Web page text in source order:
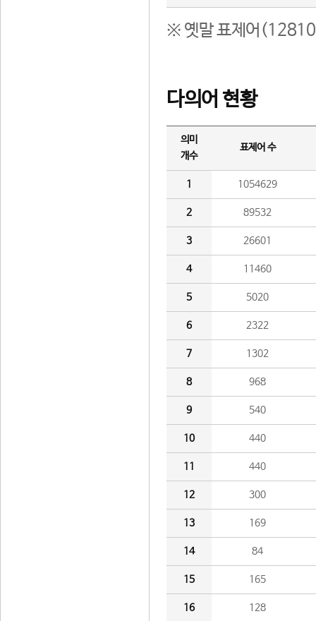
※ 옛말 표제어(12810
다의어 현황
의미
개수
표제어 수
1 1054629
2 89532
3 26601
4 11460
5 5020
6 2322
7 1302
8 968
9 540
10 440
11 440
12 300
13 169
14 84
15 165
16 128